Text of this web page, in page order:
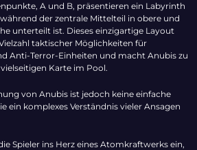
A und B, präsentieren ein Labyrinth
der zentrale Mittelteil in obere und
unterteilt ist. Dieses einzigartige Layout
taktischer Möglichkeiten für
Anti-Terror-Einheiten und macht Anubis zu
Karte im Pool.
von Anubis ist jedoch keine einfache
ein komplexes Verständnis vieler Ansagen
Spieler ins Herz eines Atomkraftwerks ein,